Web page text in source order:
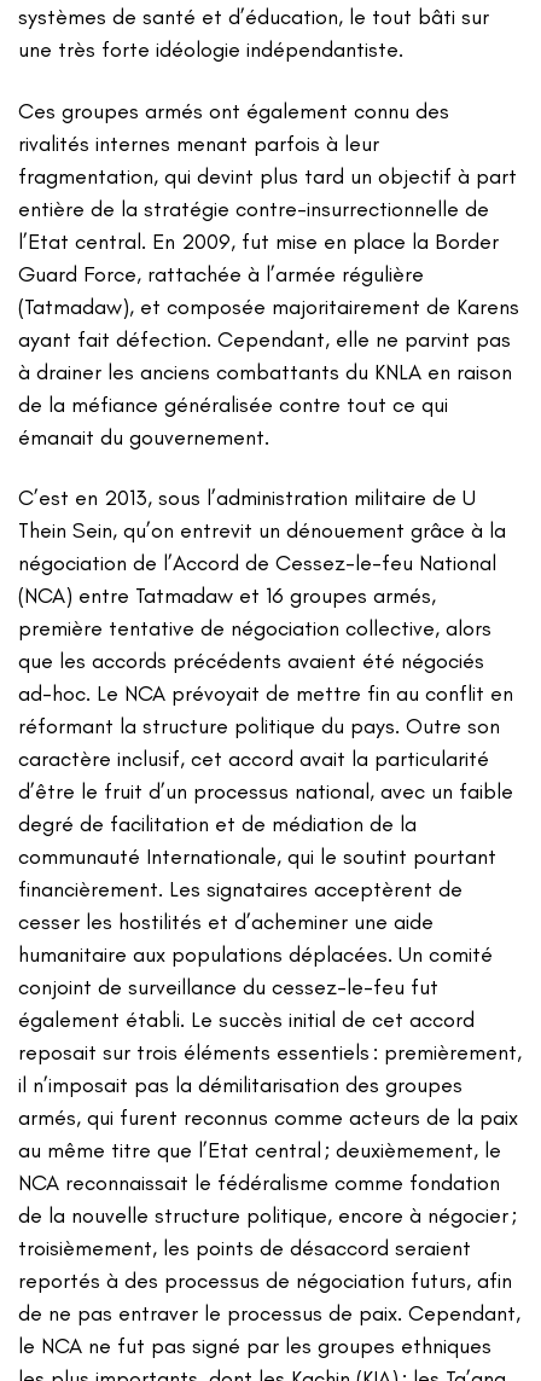
systèmes de santé et d’éducation, le tout bâti sur
une très forte idéologie indépendantiste.
Ces groupes armés ont également connu des
rivalités internes menant parfois à leur
fragmentation, qui devint plus tard un objectif à part
entière de la stratégie contre-insurrectionnelle de
l’Etat central. En 2009, fut mise en place la Border
Guard Force, rattachée à l’armée régulière
(Tatmadaw), et composée majoritairement de Karens
ayant fait défection. Cependant, elle ne parvint pas
à drainer les anciens combattants du KNLA en raison
de la méfiance généralisée contre tout ce qui
émanait du gouvernement.
C’est en 2013, sous l’administration militaire de U
Thein Sein, qu’on entrevit un dénouement grâce à la
négociation de l’Accord de Cessez-le-feu National
(NCA) entre Tatmadaw et 16 groupes armés,
première tentative de négociation collective, alors
que les accords précédents avaient été négociés
ad-hoc. Le NCA prévoyait de mettre fin au conflit en
réformant la structure politique du pays. Outre son
caractère inclusif, cet accord avait la particularité
d’être le fruit d’un processus national, avec un faible
degré de facilitation et de médiation de la
communauté Internationale, qui le soutint pourtant
financièrement. Les signataires acceptèrent de
cesser les hostilités et d’acheminer une aide
humanitaire aux populations déplacées. Un comité
conjoint de surveillance du cessez-le-feu fut
également établi. Le succès initial de cet accord
reposait sur trois éléments essentiels : premièrement,
il n’imposait pas la démilitarisation des groupes
armés, qui furent reconnus comme acteurs de la paix
au même titre que l’Etat central ; deuxièmement, le
NCA reconnaissait le fédéralisme comme fondation
de la nouvelle structure politique, encore à négocier ;
troisièmement, les points de désaccord seraient
reportés à des processus de négociation futurs, afin
de ne pas entraver le processus de paix. Cependant,
le NCA ne fut pas signé par les groupes ethniques